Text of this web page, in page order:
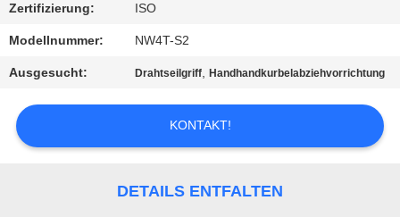
Zertifizierung: ISO
Modellnummer: NW4T-S2
Ausgesucht: Drahtseilgriff,Handhandkurbelabziehvorrichtung
KONTAKT!
DETAILS ENTFALTEN